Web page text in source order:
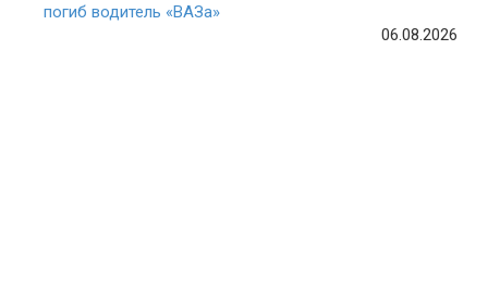
погиб водитель «ВАЗа»
06.08.2026